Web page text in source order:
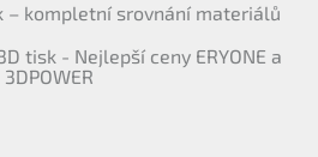
– kompletní srovnání materiálů
tisk - Nejlepší ceny ERYONE a
3DPOWER